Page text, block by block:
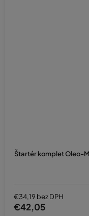
Štartér komplet Oleo-
€34,19 bez DPH
€42,05